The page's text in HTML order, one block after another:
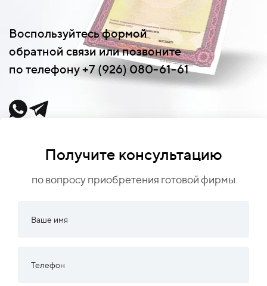
Воспользуйтесь формой
обратной связи или позвоните
по телефону +7 (926) 080-61-61
Получите консультацию
по вопросу приобретения готовой фирмы